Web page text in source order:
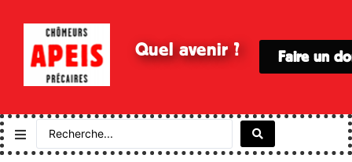
Quel avenir ? Faire un